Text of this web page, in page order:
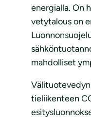
energialla. On
vetytalous on
mahdolliset
tieliikenteen